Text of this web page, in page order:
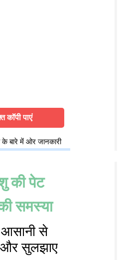
कॉपी पाएं
बारे में ओर जानकारी
की पेट
समस्या
से
सुलझाए